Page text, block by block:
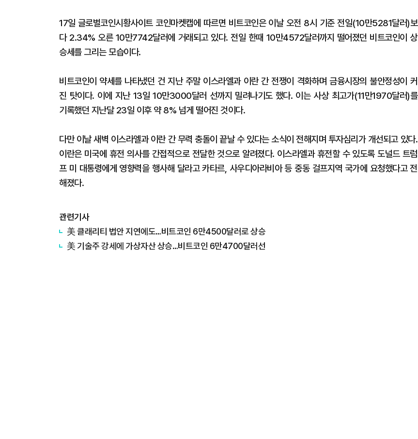
17일 글로벌코인시황사이트 코인마켓캡에 따르면 비트코인은 이날 오전 8시 기준 전일(10만5281달러)보
다 2.34% 오른 10만7742달러에 거래되고 있다. 전일 한때 10만4572달러까지 떨어졌던 비트코인이 상
승세를 그리는 모습이다.
비트코인이 약세를 나타냈던 건 지난 주말 이스라엘과 이란 간 전쟁이 격화하며 금융시장의 불안정성이 커
진 탓이다. 이에 지난 13일 10만3000달러 선까지 밀려나기도 했다. 이는 사상 최고가(11만1970달러)를
기록했던 지난달 23일 이후 약 8% 넘게 떨어진 것이다.
다만 이날 새벽 이스라엘과 이란 간 무력 충돌이 끝날 수 있다는 소식이 전해지며 투자심리가 개선되고 있다.
이란은 미국에 휴전 의사를 간접적으로 전달한 것으로 알려졌다. 이스라엘과 휴전할 수 있도록 도널드 트럼
프 미 대통령에게 영향력을 행사해 달라고 카타르, 사우디아라비아 등 중동 걸프지역 국가에 요청했다고 전
해졌다.
관련기사
美 클래리티 법안 지연에도…비트코인 6만4500달러로 상승
美 기술주 강세에 가상자산 상승…비트코인 6만4700달러선